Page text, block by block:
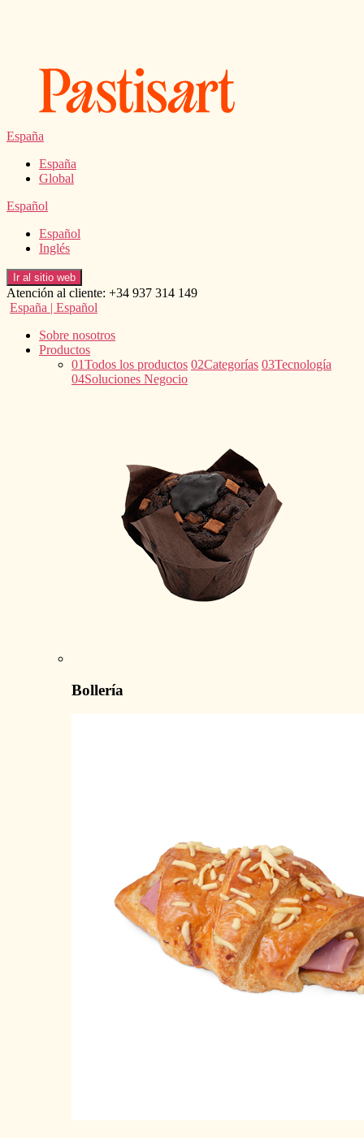
España
España
Global
Español
Español
Inglés
Ir al sitio web
Atención al cliente: +34 937 314 149
España | Español
Sobre nosotros
Productos
01Todos los productos 02Categorías 03Tecnología
04Soluciones Negocio
Bollería